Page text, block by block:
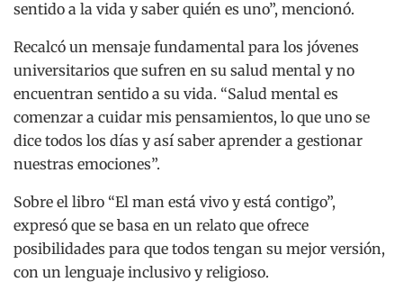
sentido a la vida y saber quién es uno”, mencionó.
Recalcó un mensaje fundamental para los jóvenes
universitarios que sufren en su salud mental y no
encuentran sentido a su vida. “Salud mental es
comenzar a cuidar mis pensamientos, lo que uno se
dice todos los días y así saber aprender a gestionar
nuestras emociones”.
Sobre el libro “El man está vivo y está contigo”,
expresó que se basa en un relato que ofrece
posibilidades para que todos tengan su mejor versión,
con un lenguaje inclusivo y religioso.